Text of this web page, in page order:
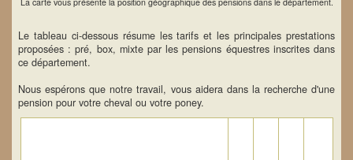
Le tableau ci-dessous résume les tarifs et les principales prestations
proposées : pré, box, mixte par les pensions équestres inscrites dans
ce département.
Nous espérons que notre travail, vous aidera dans la recherche d'une
pension pour votre cheval ou votre poney.